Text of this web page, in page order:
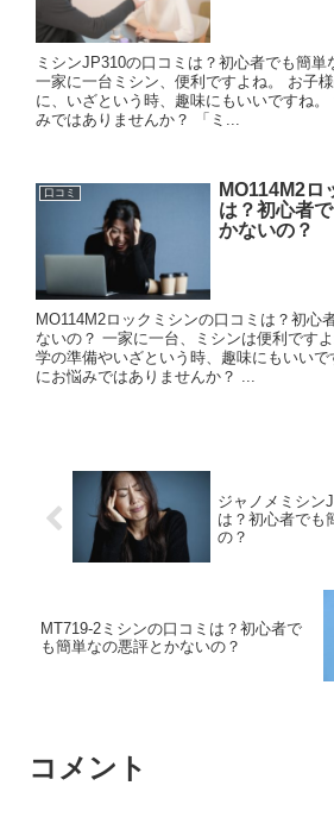
ミシンJP310の口コミは？初心者でも簡単
一家に一台ミシン、便利ですよね。 お子
に、いざという時、趣味にもいいですね
みではありませんか？ 「ミ...
口コミ
MO114M2ロ
は？初心者
かないの？
MO114M2ロックミシンの口コミは？初心
ないの？ 一家に一台、ミシンは便利です
学の準備やいざという時、趣味にもいい
にお悩みではありませんか？ ...
ジャノメミシン
は？初心者でも
の？
MT719-2ミシンの口コミは？初心者で
も簡単なの悪評とかないの？
コメント